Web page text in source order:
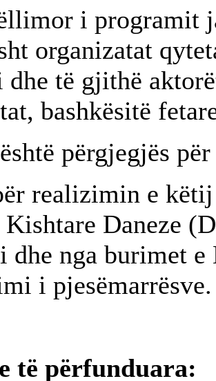
i programit
organizatat
dhe të gjithë
bashkësitë
përgjegjës
realizimin e
Daneze
dhe nga burimet
i pjesëmarrësve.
të përfunduara: